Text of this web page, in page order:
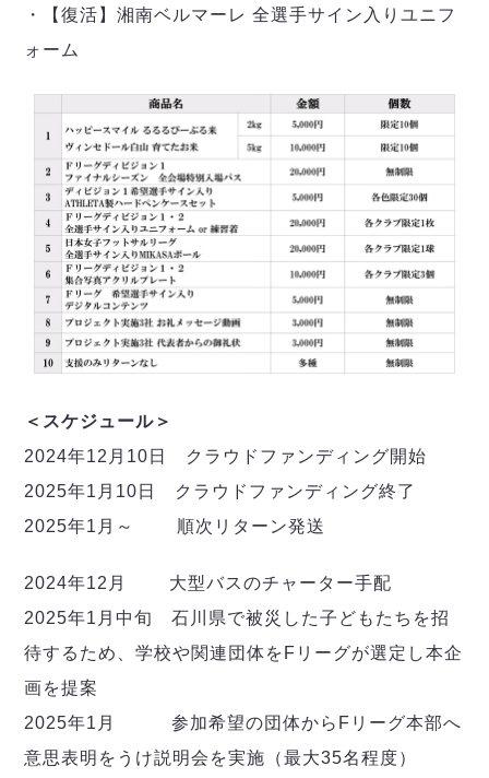
・【復活】湘南ベルマーレ 全選手サイン入りユニフ
ォーム
＜スケジュール＞
2024年12月10日 クラウドファンディング開始
2025年1月10日 クラウドファンディング終了
2025年1月～ 順次リターン発送
2024年12月 大型バスのチャーター手配
2025年1月中旬 石川県で被災した子どもたちを招
待するため、学校や関連団体をFリーグが選定し本企
画を提案
2025年1月 参加希望の団体からFリーグ本部へ
意思表明をうけ説明会を実施（最大35名程度）